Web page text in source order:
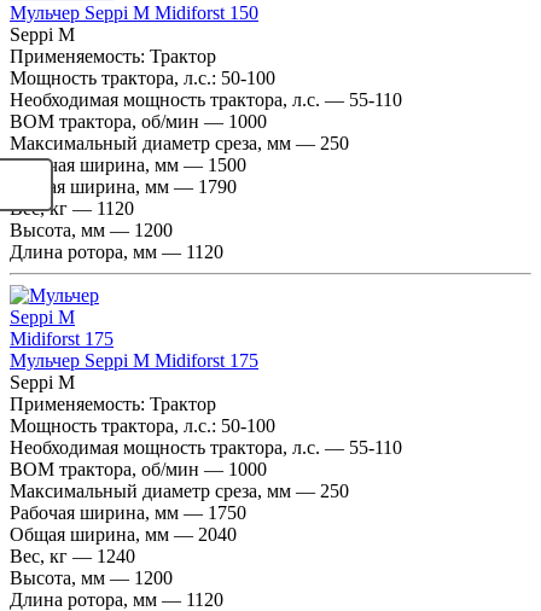
Мульчер Seppi M Midiforst 150
Seppi M
Применяемость: Трактор
Мощность трактора, л.с.: 50-100
Необходимая мощность трактора, л.с. — 55-110
ВОМ трактора, об/мин — 1000
Максимальный диаметр среза, мм — 250
Рабочая ширина, мм — 1500
Общая ширина, мм — 1790
Вес, кг — 1120
Высота, мм — 1200
Длина ротора, мм — 1120
Мульчер Seppi M Midiforst 175
Seppi M
Применяемость: Трактор
Мощность трактора, л.с.: 50-100
Необходимая мощность трактора, л.с. — 55-110
ВОМ трактора, об/мин — 1000
Максимальный диаметр среза, мм — 250
Рабочая ширина, мм — 1750
Общая ширина, мм — 2040
Вес, кг — 1240
Высота, мм — 1200
Длина ротора, мм — 1120